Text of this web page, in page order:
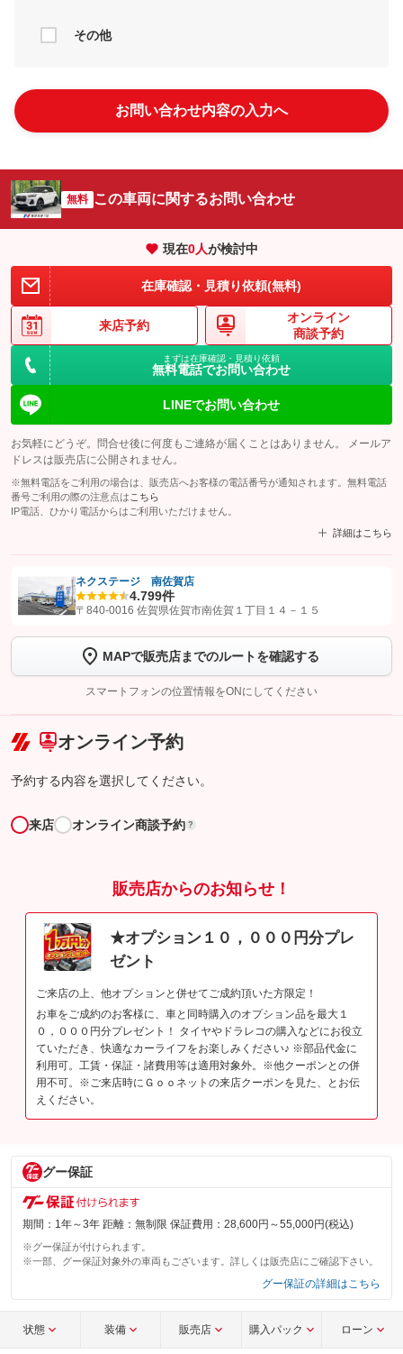
その他
お問い合わせ内容の入力へ
無料 この車両に関するお問い合わせ
現在0人が検討中
在庫確認・見積り依頼(無料)
来店予約
オンライン
商談予約
まずは在庫確認・見積り依頼
無料電話でお問い合わせ
LINEでお問い合わせ
お気軽にどうぞ。問合せ後に何度もご連絡が届くことはありません。 メールア
ドレスは販売店に公開されません。
※無料電話をご利用の場合は、販売店へお客様の電話番号が通知されます。無料電話
番号ご利用の際の注意点は こちら
IP電話、ひかり電話からはご利用いただけません。
詳細はこちら
【STEP1】認証画面でグーネットを友だち追加してから「許可する」ボタンを押
トーク画面で
ボタンをタップして問い合わせを
完了してください。
こちら
ネクステージ 南佐賀店
4.799件
〒840-0016 佐賀県佐賀市南佐賀１丁目１４－１５
MAPで販売店までのルートを確認する
スマートフォンの位置情報をONにしてください
オンライン予約
予約する内容を選択してください。
来店 オンライン商談予約 ?
販売店からのお知らせ！
★オプション１０，０００円分プレ
ゼント
ご来店の上、他オプションと併せてご成約頂いた方限定！
お車をご成約のお客様に、車と同時購入のオプション品を最大１
０，０００円分プレゼント！ タイヤやドラレコの購入などにお役立
ていただき、快適なカーライフをお楽しみください♪ ※部品代金に
利用可。工賃・保証・諸費用等は適用対象外。※他クーポンとの併
用不可。※ご来店時にＧｏｏネットの来店クーポンを見た、とお伝
えください。
グー保証
期間：1年～3年 距離：無制限 保証費用：28,600円～55,000円(税込)
※グー保証が付けられます。
※一部、グー保証対象外の車両もございます。詳しくは販売店にご確認下さい。
グー保証の詳細はこちら
状態 装備 販売店 購入パック ローン